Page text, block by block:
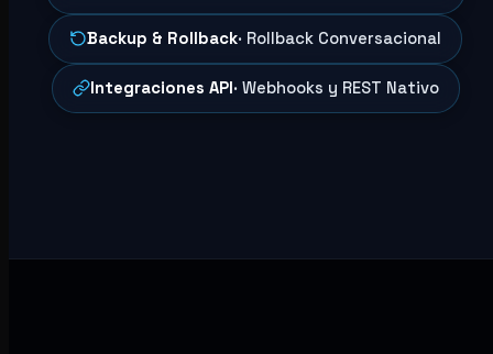
Backup & Rollback· Rollback Conversacional
Integraciones API· Webhooks y REST Nativo